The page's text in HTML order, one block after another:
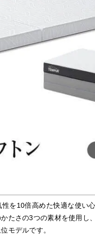
を10倍高めた快適な使い
たさの3つの素材を使用し
モデルです。